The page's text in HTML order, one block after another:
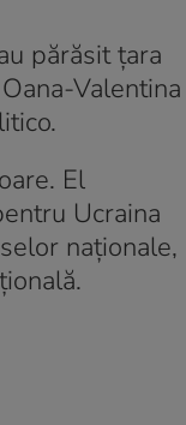
părăsit țara
Valentina
El
Ucraina
naționale,